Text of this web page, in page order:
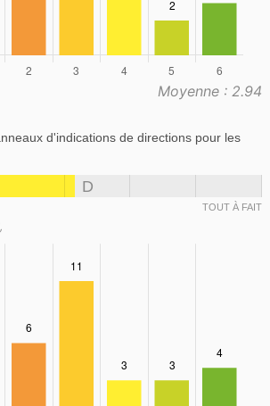
Moyenne : 2.94
d'indications de directions pour les
D
TOUT À FAIT